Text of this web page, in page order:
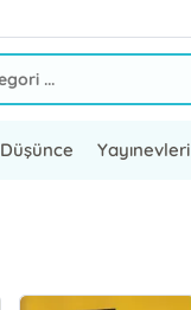
Düşünce Yayınevleri